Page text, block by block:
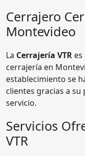
Cerrajero
Montevideo
La Cerrajería VTR
cerrajería en
establecimiento se
clientes gracias a
servicio.
Servicios
VTR